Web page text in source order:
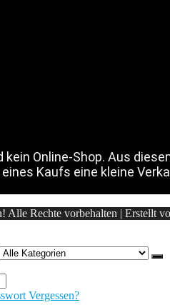
Online-Shop. Aus
Kaufs eine kleine
Alle Rechte vorbehalten | Erstellt
Vergessen?